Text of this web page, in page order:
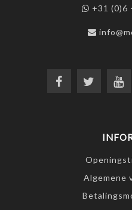
+31 (0)6
Algemene